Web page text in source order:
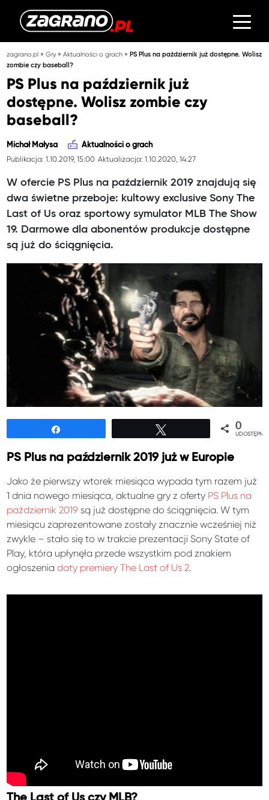
zagrano.pl »Gry»Aktualności o grach »PS Plus na październik już dostępne. Wolisz
zombie czy baseball?
PS Plus na październik już
dostępne. Wolisz zombie czy
baseball?
Michał Małysa Aktualności o grach
Publikacja: 1.10.2019, 15:00 Aktualizacja: 1.10.2020, 14:27
W ofercie PS Plus na październik 2019 znajdują się
dwa świetne przeboje: kultowy exclusive Sony The
Last of Us oraz sportowy symulator MLB The Show
19. Darmowe dla abonentów produkcje dostępne
są już do ściągnięcia.
0
PS Plus na październik 2019 już w Europie
Jako że pierwszy wtorek miesiąca wypada tym razem już
1 dnia nowego miesiąca, aktualne gry z oferty PS Plus na
październik 2019 są już dostępne do ściągnięcia. W tym
miesiącu zaprezentowane zostały znacznie wcześniej niż
zwykle – stało się to w trakcie prezentacji Sony State of
Play, która upłynęła przede wszystkim pod znakiem
ogłoszeniadaty premiery The Last of Us 2.